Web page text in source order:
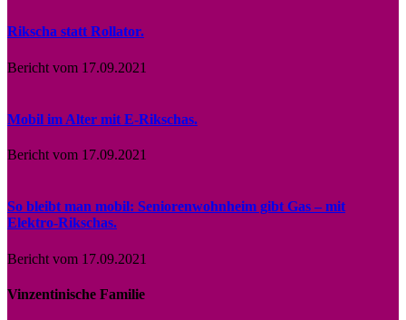
Rikscha statt Rollator.
Bericht vom 17.09.2021
Mobil im Alter mit E-Rikschas.
Bericht vom 17.09.2021
So bleibt man mobil: Seniorenwohnheim gibt Gas – mit
Elektro-Rikschas.
Bericht vom 17.09.2021
Vinzentinische Familie